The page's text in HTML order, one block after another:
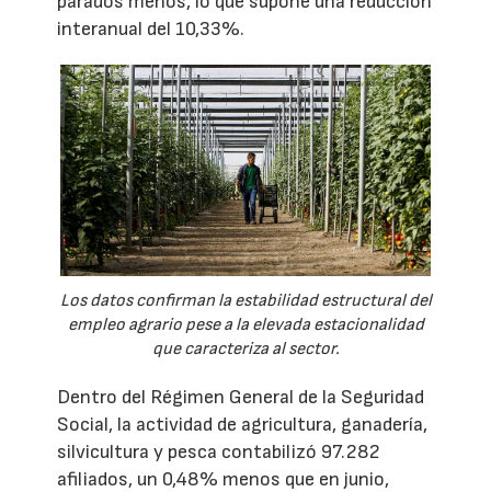
interanual del 10,33%.
Los datos confirman la estabilidad estructural del
empleo agrario pese a la elevada estacionalidad
que caracteriza al sector.
Dentro del Régimen General de la Seguridad
Social, la actividad de agricultura, ganadería,
silvicultura y pesca contabilizó 97.282
afiliados, un 0,48% menos que en junio,